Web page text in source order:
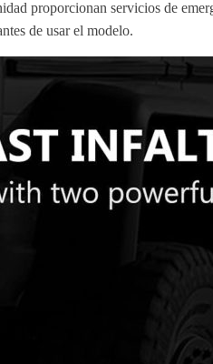
proporcionan servicios de
de usar el modelo.